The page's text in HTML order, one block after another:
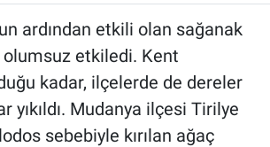
ardından etkili olan sağanak
olumsuz etkiledi. Kent
kadar, ilçelerde de dereler
yıkıldı. Mudanya ilçesi Tirilye
sebebiyle kırılan ağaç